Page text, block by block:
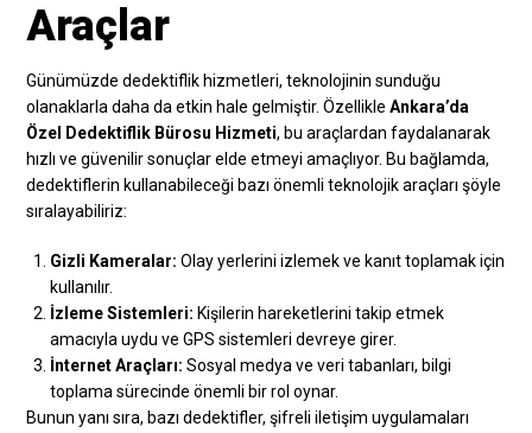
Araçlar
Günümüzde dedektiflik hizmetleri, teknolojinin sunduğu
olanaklarla daha da etkin hale gelmiştir. ÖzellikleAnkara’da
Özel Dedektiflik Bürosu Hizmeti, bu araçlardan faydalanarak
hızlı ve güvenilir sonuçlar elde etmeyi amaçlıyor. Bu bağlamda,
dedektiflerin kullanabileceği bazı önemli teknolojik araçları şöyle
sıralayabiliriz:
Gizli Kameralar: Olay yerlerini izlemek ve kanıt toplamak için
kullanılır.
İzleme Sistemleri: Kişilerin hareketlerini takip etmek
amacıyla uydu ve GPS sistemleri devreye girer.
İnternet Araçları: Sosyal medya ve veri tabanları, bilgi
toplama sürecinde önemli bir rol oynar.
Bunun yanı sıra, bazı dedektifler, şifreli iletişim uygulamaları